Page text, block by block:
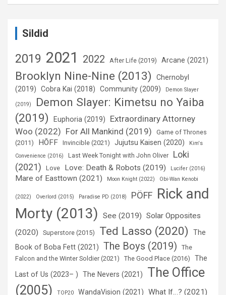
Sildid
2019 2021 2022 After Life (2019) Arcane (2021)
Brooklyn Nine-Nine (2013)
Chernobyl
(2019)
Cobra Kai (2018) Community (2009) Demon Slayer
(2019)
Demon Slayer: Kimetsu no Yaiba
(2019)
Euphoria (2019)
Extraordinary Attorney
Woo (2022) For All Mankind (2019)
Game of Thrones
(2011)
HÕFF Invincible (2021) Jujutsu Kaisen (2020)
Kim's
Convenience (2016)
Last Week Tonight with John Oliver
Loki
(2021)
Love Love: Death & Robots (2019) Lucifer (2016)
Mare of Easttown (2021) Moon Knight (2022) Obi-Wan Kenobi
(2022) Overlord (2015) Paradise PD (2018) PÖFF Rick and
Morty (2013)
See (2019) Solar Opposites
(2020)
Superstore (2015) Ted Lasso (2020)
The
Book of Boba Fett (2021)
The Boys (2019)
The
Falcon and the Winter Soldier (2021)
The Good Place (2016)
The
Last of Us (2023– )
The Nevers (2021)
The Office
(2005)
TOP20 WandaVision (2021) What If…? (2021)